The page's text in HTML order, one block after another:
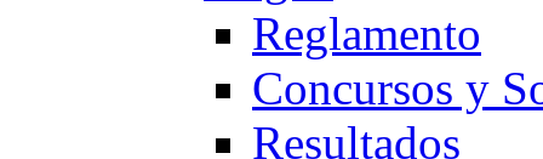
Reglamento
Concursos y
Resultados